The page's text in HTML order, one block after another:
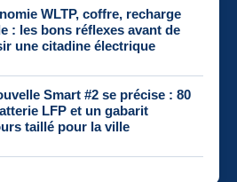
WLTP, coffre, recharge
: les bons réflexes avant de
une citadine électrique
Smart #2 se précise : 80
LFP et un gabarit
taillé pour la ville